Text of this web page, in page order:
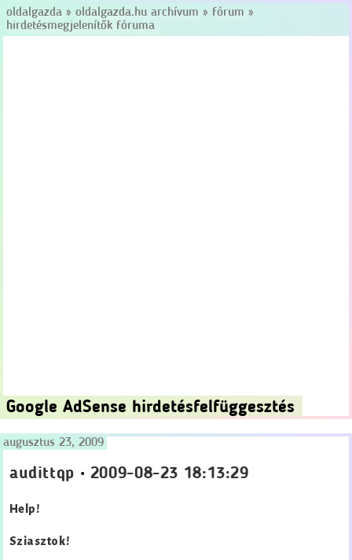
oldalgazda » oldalgazda.hu archívum » fórum »
hirdetésmegjelenítők fóruma
Google AdSense hirdetésfelfüggesztés
augusztus 23, 2009
audittqp • 2009-08-23 18:13:29
Help!
Sziasztok!